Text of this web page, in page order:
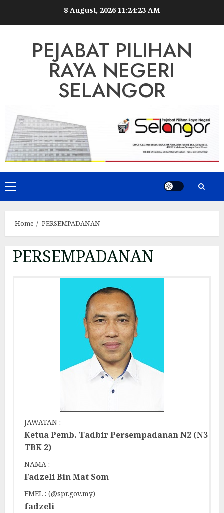
8 August, 2026 11:24:24 AM
PEJABAT PILIHAN
RAYA NEGERI
SELANGOR
Primary
Menu
Home PERSEMPADANAN
PERSEMPADANAN
JAWATAN :
Ketua Pemb. Tadbir Persempadanan N2 (N3
TBK 2)
NAMA :
Fadzeli Bin Mat Som
EMEL : (@spr.gov.my)
fadzeli